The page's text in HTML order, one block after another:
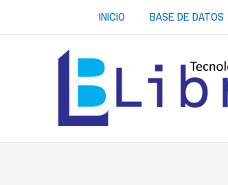
INICIO BASE DE DATOS